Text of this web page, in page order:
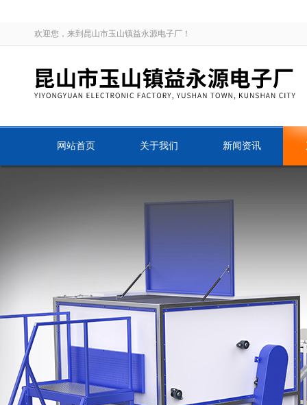
欢迎您，来到昆山市玉山镇益永源电子厂！
网站首页 关于我们 新闻资讯